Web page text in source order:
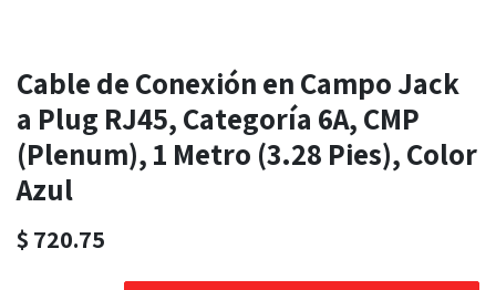
Cable de Conexión en Campo Jack
a Plug RJ45, Categoría 6A, CMP
(Plenum), 1 Metro (3.28 Pies), Color
Azul
$ 720.75